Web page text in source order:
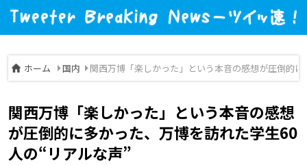
ホーム 国内 関西万博「楽しかった」という本音の感想が圧倒的
関西万博「楽しかった」という本音の感想
が圧倒的に多かった、万博を訪れた学生60
人の“リアルな声”